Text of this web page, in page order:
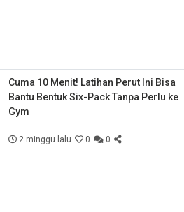
Cuma 10 Menit! Latihan Perut Ini Bisa
Bantu Bentuk Six-Pack Tanpa Perlu ke
Gym
2 minggu lalu 0 0